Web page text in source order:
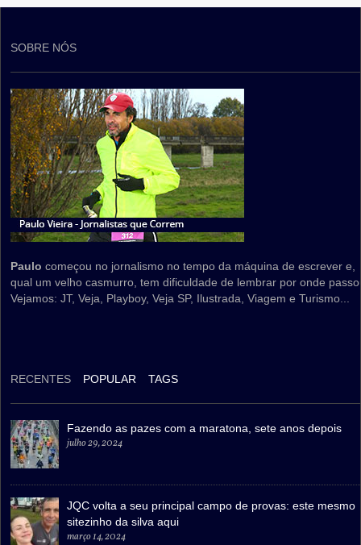
SOBRE NÓS
Paulo começou no jornalismo no tempo da máquina de escrever e,
qual um velho casmurro, tem dificuldade de lembrar por onde
Vejamos: JT, Veja, Playboy, Veja SP, Ilustrada, Viagem e Turismo...
RECENTES POPULAR TAGS
Fazendo as pazes com a maratona, sete anos depois
julho 29, 2024
JQC volta a seu principal campo de provas: este mesmo
sitezinho da silva aqui
março 14, 2024